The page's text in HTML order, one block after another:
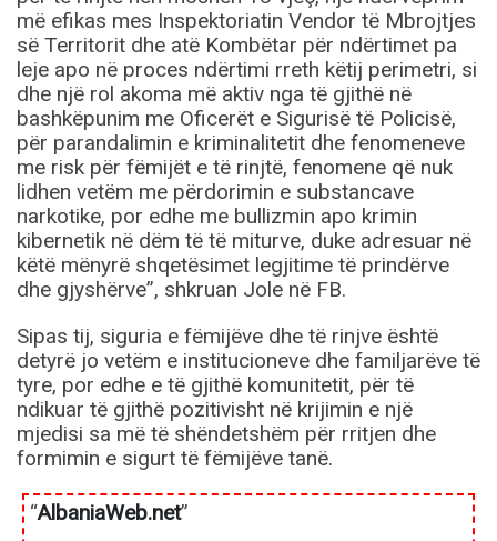
më efikas mes Inspektoriatin Vendor të Mbrojtjes
së Territorit dhe atë Kombëtar për ndërtimet pa
leje apo në proces ndërtimi rreth këtij perimetri, si
dhe një rol akoma më aktiv nga të gjithë në
bashkëpunim me Oficerët e Sigurisë të Policisë,
për parandalimin e kriminalitetit dhe fenomeneve
me risk për fëmijët e të rinjtë, fenomene që nuk
lidhen vetëm me përdorimin e substancave
narkotike, por edhe me bullizmin apo krimin
kibernetik në dëm të të miturve, duke adresuar në
këtë mënyrë shqetësimet legjitime të prindërve
dhe gjyshërve”, shkruan Jole në FB.
Sipas tij, siguria e fëmijëve dhe të rinjve është
detyrë jo vetëm e institucioneve dhe familjarëve të
tyre, por edhe e të gjithë komunitetit, për të
ndikuar të gjithë pozitivisht në krijimin e një
mjedisi sa më të shëndetshëm për rritjen dhe
formimin e sigurt të fëmijëve tanë.
“AlbaniaWeb.net”